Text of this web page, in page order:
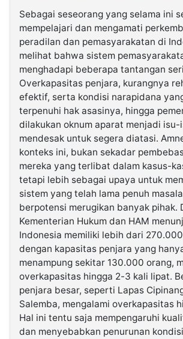
Sebagai seseorang yang selama ini
mempelajari dan mengamati
peradilan dan pemasyarakatan di
melihat bahwa sistem
menghadapi beberapa tantangan
Overkapasitas penjara, kurangnya
efektif, serta kondisi narapidana
terpenuhi hak asasinya, hingga
dilakukan oknum aparat menjadi isu-
mendesak untuk segera diatasi.
konteks ini, bukan sekadar
mereka yang terlibat dalam kasus-
tetapi lebih sebagai upaya untuk
sistem yang telah lama penuh
berpotensi merugikan banyak pihak.
Kementerian Hukum dan HAM
Indonesia memiliki lebih dari
dengan kapasitas penjara yang
menampung sekitar 130.000 orang,
overkapasitas hingga 2-3 kali lipat.
penjara besar, seperti Lapas
Salemba, mengalami overkapasitas
Hal ini tentu saja mempengaruhi
dan menyebabkan penurunan